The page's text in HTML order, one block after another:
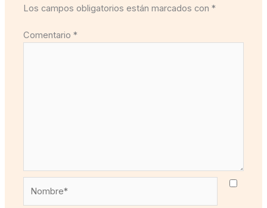
Los campos obligatorios están marcados con*
Comentario*